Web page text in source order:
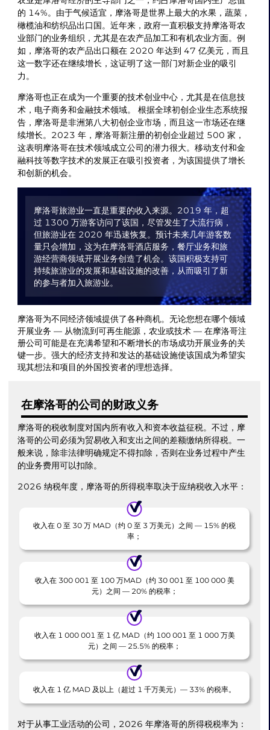
的 14%。由于气候适宜，摩洛哥是世界上最大的水果，蔬菜，
橄榄油和纺织品出口国。近年来，政府一直积极支持摩洛哥农
业部门的业务组织，尤其是在农产品加工和有机农业方面。例
如，摩洛哥的农产品出口额在 2020 年达到 47 亿美元，而且
这一数字还在继续增长，这证明了这一部门对新企业的吸引
力。
摩洛哥也正在成为一个重要的技术创业中心，尤其是在信息技
术，电子商务和金融技术领域。 根据全球初创企业生态系统报
告，摩洛哥是非洲第八大初创企业市场，而且这一市场还在继
续增长。2023 年，摩洛哥新注册的初创企业超过 500 家，
这表明摩洛哥在技术领域成立公司的潜力很大。移动支付和金
融科技等数字技术的发展正在吸引投资者，为该国提供了增长
和创新的机会。
摩洛哥旅游业一直是重要的收入来源。2019 年，超
过 1300 万游客访问了该国，尽管发生了大流行病，
但旅游业在 2020 年迅速恢复。预计未来几年游客数
量只会增加，这为在摩洛哥酒店服务，餐厅业务和旅
游经营商领域开展业务创造了机会。该国积极支持可
持续旅游业的发展和基础设施的改善，从而吸引了新
的参与者加入旅游业。
摩洛哥为不同经济领域提供了各种商机。无论您想在哪个领域
开展业务 — 从物流到可再生能源，农业或技术 — 在摩洛哥注
册公司可能是在充满希望和不断增长的市场成功开展业务的关
键一步。强大的经济支持和发达的基础设施使该国成为希望实
现其想法和项目的外国投资者的理想选择。
在摩洛哥的公司的财政义务
摩洛哥的税收制度对国内所有收入和资本收益征税。不过，摩
洛哥的公司必须为贸易收入和支出之间的差额缴纳所得税。一
般来说，除非法律明确规定不得扣除，否则在业务过程中产生
的业务费用可以扣除。
2026 纳税年度，摩洛哥的所得税率取决于应纳税收入水平：
收入在 0 至 30 万 MAD（约 0 至 3 万美元）之间 — 15% 的税
率；
收入在 300 001 至 100 万MAD（约 30 001 至 100 000 美
元）之间 — 20% 的税率；
收入在 1 000 001 至 1 亿 MAD（约 100 001 至 1 000 万美
元）之间 — 25.5% 的税率；
收入在 1 亿 MAD 及以上（超过 1 千万美元）— 33% 的税率。
对于从事工业活动的公司，2026 年摩洛哥的所得税税率为：